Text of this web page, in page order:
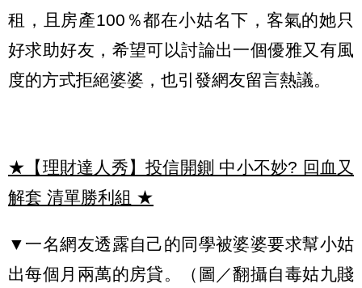
租，且房產100％都在小姑名下，客氣的她只
好求助好友，希望可以討論出一個優雅又有風
度的方式拒絕婆婆，也引發網友留言熱議。
★【理財達人秀】投信開鍘 中小不妙? 回血又
解套 清單勝利組 ★
▼一名網友透露自己的同學被婆婆要求幫小姑
出每個月兩萬的房貸。（圖／翻攝自毒姑九賤